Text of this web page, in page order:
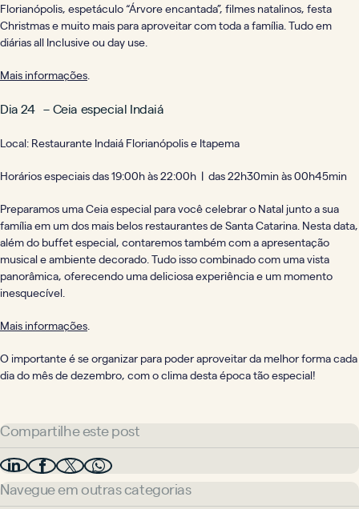
Florianópolis, espetáculo “Árvore encantada”, filmes natalinos, festa
Christmas e muito mais para aproveitar com toda a família. Tudo em
diárias all Inclusive ou day use.
Mais informações
Dia 24 – Ceia especial Indaiá
Local: Restaurante Indaiá Florianópolis e Itapema
Horários especiais das 19:00h às 22:00h | das 22h30min às 00h45min
Preparamos uma Ceia especial para você celebrar o Natal junto a sua
família em um dos mais belos restaurantes de Santa Catarina. Nesta data,
além do buffet especial, contaremos também com a apresentação
musical e ambiente decorado. Tudo isso combinado com uma vista
panorâmica, oferecendo uma deliciosa experiência e um momento
inesquecível.
Mais informações
O importante é se organizar para poder aproveitar da melhor forma cada
dia do mês de dezembro, com o clima desta época tão especial!
Compartilhe este post
Navegue em outras categorias